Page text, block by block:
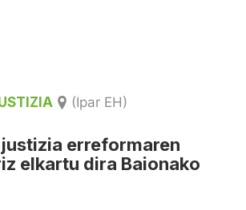
(Ipar EH)
erreformaren
elkartu dira Baionako